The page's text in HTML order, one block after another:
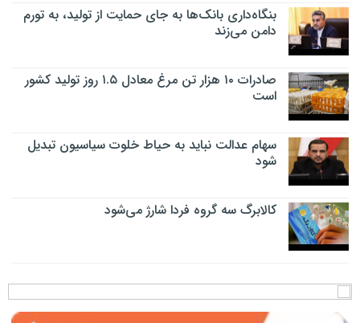
بنگاه‌داری بانک‌ها به جای حمایت از تولید، به تورم
دامن می‌زند
صادرات ۱۰ هزار تن مرغ معادل ۱.۵ روز تولید کشور
است
سهام عدالت نباید به حیاط خلوت سیاسیون تبدیل
شود
کالابرگ سه گروه فردا شارژ می‌شود